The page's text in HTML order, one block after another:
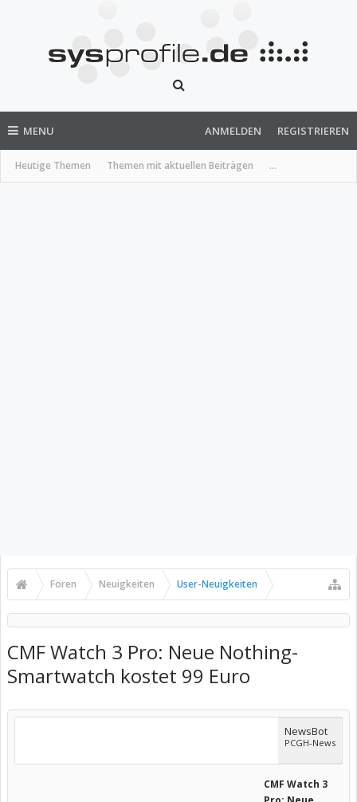
MENU
Heutige Themen Themen mit aktuellen Beiträgen ...
ANMELDEN REGISTRIEREN
Foren Neuigkeiten User-Neuigkeiten
CMF Watch 3 Pro: Neue Nothing-
Smartwatch kostet 99 Euro
NewsBot
PCGH-News
CMF Watch 3